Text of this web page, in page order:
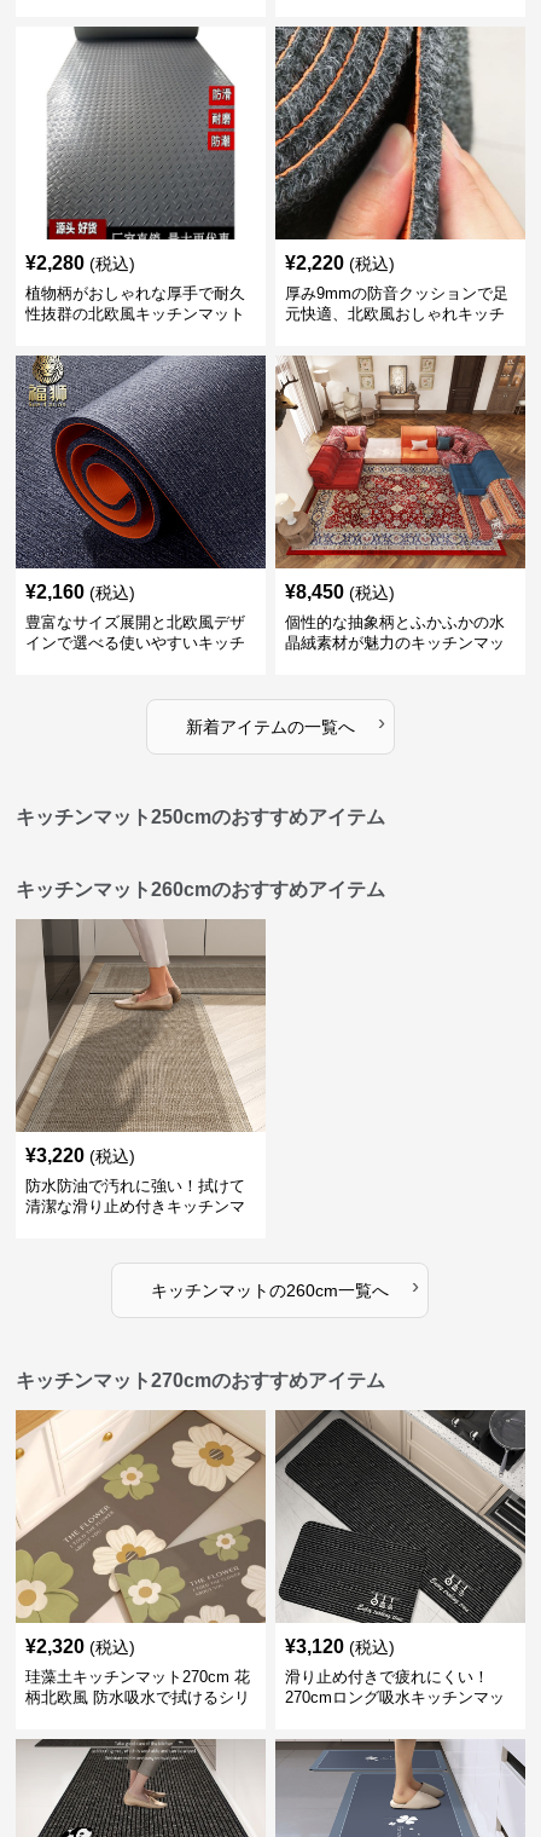
¥2,280 (税込)
植物柄がおしゃれな厚手で耐久
性抜群の北欧風キッチンマット
¥2,220 (税込)
厚み9mmの防音クッションで足
元快適、北欧風おしゃれキッチ
¥2,160 (税込)
豊富なサイズ展開と北欧風デザ
インで選べる使いやすいキッチ
¥8,450 (税込)
個性的な抽象柄とふかふかの水
晶絨素材が魅力のキッチンマッ
新着アイテムの一覧へ ›
キッチンマット250cmのおすすめアイテム
キッチンマット260cmのおすすめアイテム
¥3,220 (税込)
防水防油で汚れに強い！拭けて
清潔な滑り止め付きキッチンマ
キッチンマットの260cm一覧へ ›
キッチンマット270cmのおすすめアイテム
¥2,320 (税込)
珪藻土キッチンマット270cm 花
柄北欧風 防水吸水で拭けるシリ
¥3,120 (税込)
滑り止め付きで疲れにくい！
270cmロング吸水キッチンマッ